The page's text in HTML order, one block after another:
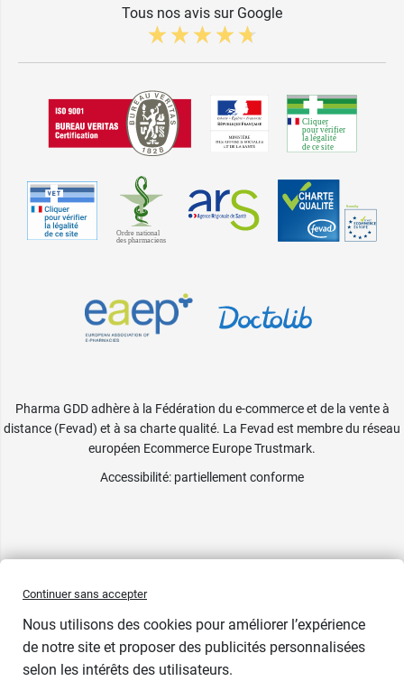
Tous nos avis sur Google
Pharma GDD adhère à la Fédération du e-commerce et de la vente à
distance (Fevad) et à sa charte qualité. La Fevad est membre du réseau
européen Ecommerce Europe Trustmark.
Accessibilité: partiellement conforme
Continuer sans accepter
Nous utilisons des cookies pour améliorer l’expérience
de notre site et proposer des publicités personnalisées
selon les intérêts des utilisateurs.